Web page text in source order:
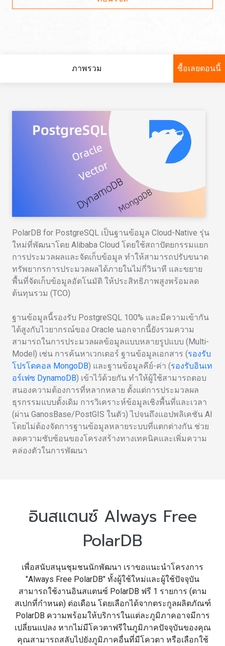
ภาพรวม ซื้อเลยตอนนี้
PolarDB for PostgreSQL เป็นฐานข้อมูล Cloud-Native รุ่น
ใหม่ที่พัฒนาโดย Alibaba Cloud โดยใช้สถาปัตยกรรมแยก
การประมวลผลและจัดเก็บข้อมูล ทำให้สามารถปรับขนาด
ทรัพยากรการประมวลผลได้ภายในไม่กี่วินาที และขยาย
พื้นที่จัดเก็บข้อมูลอัตโนมัติ ให้ประสิทธิภาพสูงพร้อมลด
ต้นทุนรวม (TCO)
ฐานข้อมูลนี้รองรับ PostgreSQL 100% และมีความเข้ากัน
ได้สูงกับไวยากรณ์ของ Oracle นอกจากนี้ยังรวมความ
สามารถในการประมวลผลข้อมูลแบบหลายรูปแบบ (Multi-
Model) เช่น การค้นหาเวกเตอร์ ฐานข้อมูลเอกสาร (รองรับ
โปรโตคอล MongoDB) และฐานข้อมูลคีย์-ค่า (รองรับอินเท
อร์เฟซ DynamoDB) เข้าไว้ด้วยกัน ทำให้ผู้ใช้สามารถตอบ
สนองความต้องการที่หลากหลาย ตั้งแต่การประมวลผล
ธุรกรรมแบบดั้งเดิม การวิเคราะห์ข้อมูลเชิงพื้นที่และเวลา
(ผ่าน GanosBase/PostGIS ในตัว) ไปจนถึงแอปพลิเคชัน AI
โดยไม่ต้องจัดการฐานข้อมูลหลายระบบที่แตกต่างกัน ช่วย
ลดความซับซ้อนของโครงสร้างทางเทคนิคและเพิ่มความ
คล่องตัวในการพัฒนา
อินสแตนซ์ Always Free
PolarDB
เพื่อสนับสนุนชุมชนนักพัฒนา เราขอแนะนำโครงการ
"Always Free PolarDB" ทั้งผู้ใช้ใหม่และผู้ใช้ปัจจุบัน
สามารถใช้งานอินสแตนซ์ PolarDB ฟรี 1 รายการ (ตาม
สเปกที่กำหนด) ต่อเดือน โดยเลือกได้จากตระกูลผลิตภัณฑ์
PolarDB ความพร้อมให้บริการในแต่ละภูมิภาคอาจมีการ
เปลี่ยนแปลง หากไม่มีโควตาฟรีในภูมิภาคปัจจุบันของคุณ
คุณสามารถสลับไปยังภูมิภาคอื่นที่มีโควตา หรือเลือกใช้